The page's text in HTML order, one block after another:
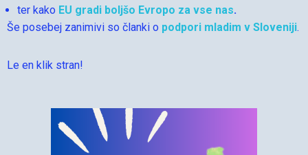
ter kako EU gradi boljšo Evropo za vse nas.
Še posebej zanimivi so članki o podpori mladim v Sloveniji.
Le en klik stran!